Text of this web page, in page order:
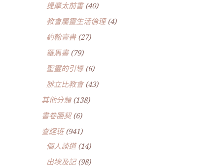
提摩太前書(40)
教會屬靈生活倫理(4)
約翰壹書(27)
羅馬書(79)
聖靈的引導(6)
腓立比教會(43)
其他分類(138)
書卷團契(6)
查經班(941)
個人談道(14)
出埃及記(98)